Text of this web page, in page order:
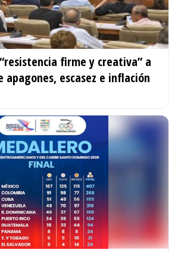
firme y creativa” a
apagones, escasez e inflación